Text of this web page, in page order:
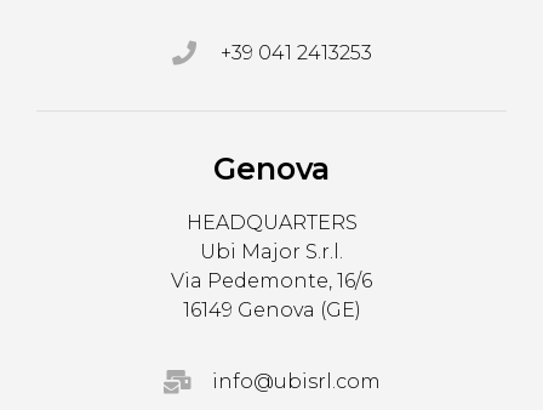
+39 041 2413253
Genova
HEADQUARTERS
Ubi Major S.r.l.
Via Pedemonte, 16/6
16149 Genova (GE)
info@ubisrl.com